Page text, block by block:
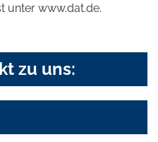
unter www.dat.de.
zu uns: